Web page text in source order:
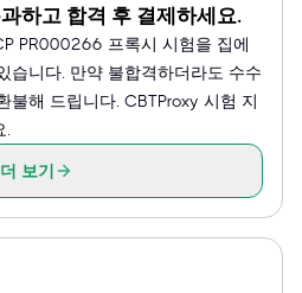
하고 합격 후 결제하세요.
PR000266 프록시 시험을 집에
습니다. 만약 불합격하더라도 수수
불해 드립니다. CBTProxy 시험 지
더 보기